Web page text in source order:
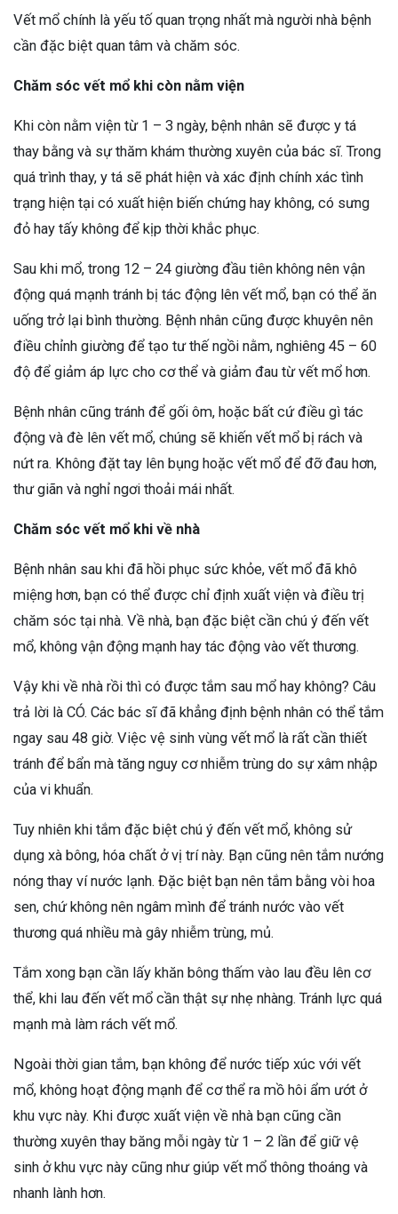
Vết mổ chính là yếu tố quan trọng nhất mà người nhà bệnh
cần đặc biệt quan tâm và chăm sóc.
Chăm sóc vết mổ khi còn nằm viện
Khi còn nằm viện từ 1 – 3 ngày, bệnh nhân sẽ được y tá
thay bằng và sự thăm khám thường xuyên của bác sĩ. Trong
quá trình thay, y tá sẽ phát hiện và xác định chính xác tình
trạng hiện tại có xuất hiện biến chứng hay không, có sưng
đỏ hay tấy không để kịp thời khắc phục.
Sau khi mổ, trong 12 – 24 giường đầu tiên không nên vận
động quá mạnh tránh bị tác động lên vết mổ, bạn có thể ăn
uống trở lại bình thường. Bệnh nhân cũng được khuyên nên
điều chỉnh giường để tạo tư thế ngồi nằm, nghiêng 45 – 60
độ để giảm áp lực cho cơ thể và giảm đau từ vết mổ hơn.
Bệnh nhân cũng tránh để gối ôm, hoặc bất cứ điều gì tác
động và đè lên vết mổ, chúng sẽ khiến vết mổ bị rách và
nứt ra. Không đặt tay lên bụng hoặc vết mổ để đỡ đau hơn,
thư giãn và nghỉ ngơi thoải mái nhất.
Chăm sóc vết mổ khi về nhà
Bệnh nhân sau khi đã hồi phục sức khỏe, vết mổ đã khô
miệng hơn, bạn có thể được chỉ định xuất viện và điều trị
chăm sóc tại nhà. Về nhà, bạn đặc biệt cần chú ý đến vết
mổ, không vận động mạnh hay tác động vào vết thương.
Vậy khi về nhà rồi thì có được tắm sau mổ hay không? Câu
trả lời là CÓ. Các bác sĩ đã khẳng định bệnh nhân có thể tắm
ngay sau 48 giờ. Việc vệ sinh vùng vết mổ là rất cần thiết
tránh để bẩn mà tăng nguy cơ nhiễm trùng do sự xâm nhập
của vi khuẩn.
Tuy nhiên khi tắm đặc biệt chú ý đến vết mổ, không sử
dụng xà bông, hóa chất ở vị trí này. Bạn cũng nên tắm nướng
nóng thay ví nước lạnh. Đặc biệt bạn nên tắm bằng vòi hoa
sen, chứ không nên ngâm mình để tránh nước vào vết
thương quá nhiều mà gây nhiễm trùng, mủ.
Tắm xong bạn cần lấy khăn bông thấm vào lau đều lên cơ
thể, khi lau đến vết mổ cần thật sự nhẹ nhàng. Tránh lực quá
mạnh mà làm rách vết mổ.
Ngoài thời gian tắm, bạn không để nước tiếp xúc với vết
mổ, không hoạt động mạnh để cơ thể ra mồ hôi ẩm ướt ở
khu vực này. Khi được xuất viện về nhà bạn cũng cần
thường xuyên thay băng mỗi ngày từ 1 – 2 lần để giữ vệ
sinh ở khu vực này cũng như giúp vết mổ thông thoáng và
nhanh lành hơn.